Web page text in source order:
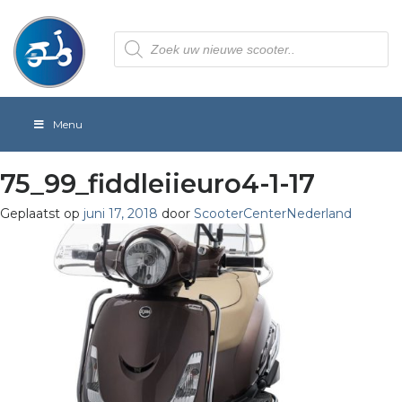
Producten
zoeken
Menu
75_99_fiddleiieuro4-1-17
Geplaatst op juni 17, 2018 door ScooterCenterNederland